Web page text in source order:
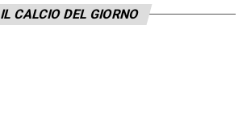
IL CALCIO DEL GIORNO